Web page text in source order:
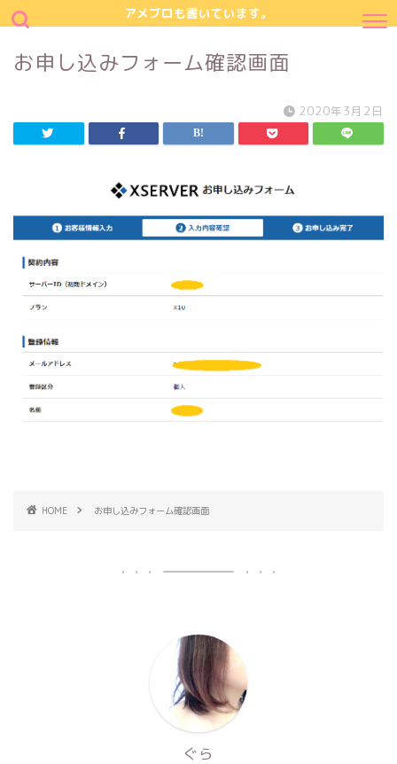
アメブロも書いています。
お申し込みフォーム確認画面
2020年3月2日
HOME お申し込みフォーム確認画面
ぐら